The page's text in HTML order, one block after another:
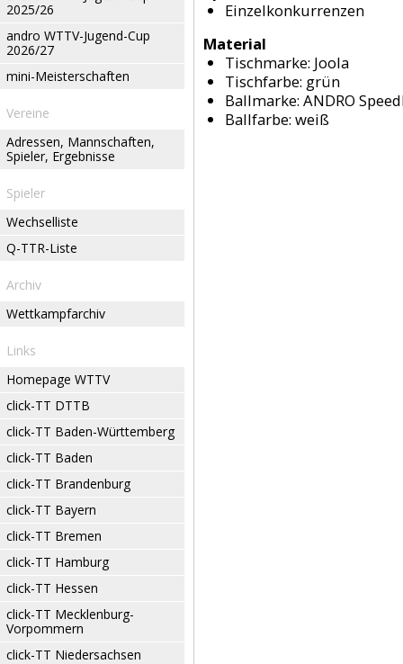
2025/26
andro WTTV-Jugend-Cup
2026/27
mini-Meisterschaften
Vereine
Adressen, Mannschaften,
Spieler, Ergebnisse
Spieler
Wechselliste
Q-TTR-Liste
Archiv
Wettkampfarchiv
Links
Homepage WTTV
click-TT DTTB
click-TT Baden-Württemberg
click-TT Baden
click-TT Brandenburg
click-TT Bayern
click-TT Bremen
click-TT Hamburg
click-TT Hessen
click-TT Mecklenburg-
Vorpommern
click-TT Niedersachsen
Einzelkonkurrenzen
Material
Tischmarke: Joola
Tischfarbe: grün
Ballmarke: ANDRO
Ballfarbe: weiß